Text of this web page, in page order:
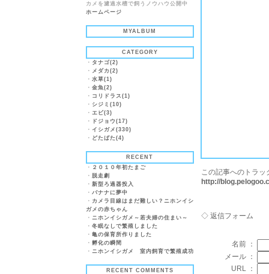
カメを濾過水槽で飼うノウハウ公開中
ホームページ
MYALBUM
CATEGORY
・ タナゴ(2)
・ メダカ(2)
・ 水草(1)
・ 金魚(2)
・ コリドラス(1)
・ シジミ(10)
・ エビ(3)
・
ドジョウ(17)
・ イシガメ(330)
・ どたばた(4)
RECENT
・ ２０１０年初たまご
・ 脱走劇
・ 新型ろ過器投入
・ バナナに夢中
・ カメラ目線はまだ難しい？ニホンイシ
ガメの赤ちゃん
・ ニホンイシガメ～若夫婦の住まい～
・ 冬眠なしで繁殖しました
・ 亀の保育所作りました
・ 孵化の瞬間
・ ニホンイシガメ 室内飼育で繁殖成功
RECENT COMMENTS
この記事へのトラッ
http://
◇ 返信フォーム
名前 ：
メール ：
URL ：